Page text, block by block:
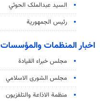
السید عبدالملک الحوثي
رئيس الجمهورية
اخبار المنظمات والمؤسسات
مجلس خبراء القيادة
مجلس الشورى الاسلامي
منظمة الاذاعة والتلفزیون